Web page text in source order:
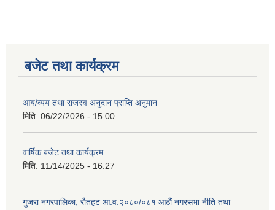
बजेट तथा कार्यक्रम
आय/व्यय तथा राजस्व अनुदान प्राप्ति अनुमान
मिति: 06/22/2026 - 15:00
वार्षिक बजेट तथा कार्यक्रम
मिति: 11/14/2025 - 16:27
गुजरा नगरपालिका, रौतहट आ.व.२०८०/०८१ आठौं नगरसभा नीति तथा